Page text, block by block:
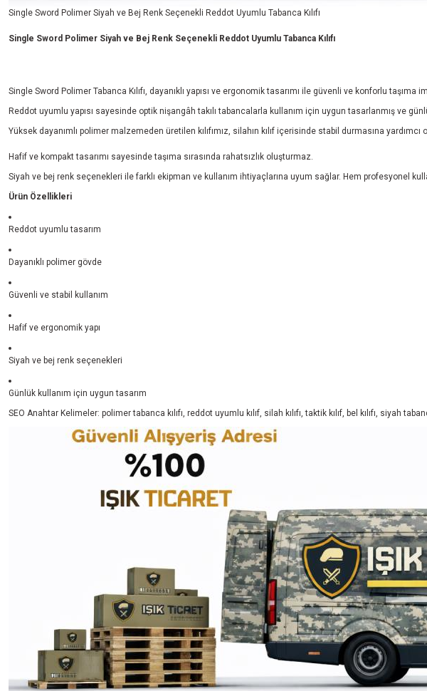
Single Sword Polimer Siyah ve Bej Renk Seçenekli Reddot Uyumlu Tabanca Kılıfı
Single Sword Polimer Siyah ve Bej Renk Seçenekli Reddot Uyumlu Tabanca Kılıfı
Single Sword Polimer Tabanca Kılıfı, dayanıklı yapısı ve ergonomik tasarımı ile güvenli ve konforlu taşıma
Reddot uyumlu yapısı sayesinde optik nişangâh takılı tabancalarla kullanım için uygun tasarlanmış ve
Yüksek dayanımlı polimer malzemeden üretilen kılıfımız, silahın kılıf içerisinde stabil durmasına
Hafif ve kompakt tasarımı sayesinde taşıma sırasında rahatsızlık oluşturmaz.
Siyah ve bej renk seçenekleri ile farklı ekipman ve kullanım ihtiyaçlarına uyum sağlar. Hem profesyonel
Ürün Özellikleri
Reddot uyumlu tasarım
Dayanıklı polimer gövde
Güvenli ve stabil kullanım
Hafif ve ergonomik yapı
Siyah ve bej renk seçenekleri
Günlük kullanım için uygun tasarım
SEO Anahtar Kelimeler: polimer tabanca kılıfı, reddot uyumlu kılıf, silah kılıfı, taktik kılıf, bel kılıfı, siyah